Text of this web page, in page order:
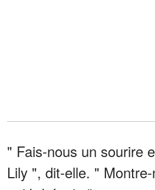
" Fais-nous un sourire
Lily ", dit-elle. "